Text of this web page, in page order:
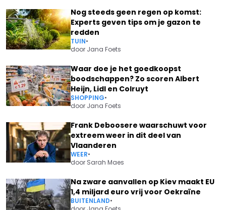
Nog steeds geen regen op komst:
Experts geven tips om je gazon te
redden
TUIN•
door Jana Foets
Waar doe je het goedkoopst
boodschappen? Zo scoren Albert
Heijn, Lidl en Colruyt
SHOPPING•
door Jana Foets
Frank Deboosere waarschuwt voor
extreem weer in dit deel van
Vlaanderen
WEER•
door Sarah Maes
Na zware aanvallen op Kiev maakt EU
1,4 miljard euro vrij voor Oekraïne
BUITENLAND•